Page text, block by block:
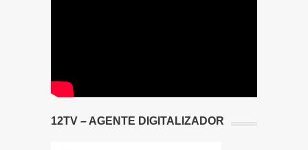
12TV – AGENTE DIGITALIZADOR